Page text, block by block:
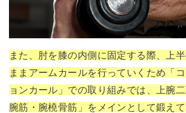
また、肘を膝の内側に固定する際、上
ままアームカールを行っていくため「
ョンカール」での取り組みでは、上腕
腕筋・腕橈骨筋」をメインとして鍛え